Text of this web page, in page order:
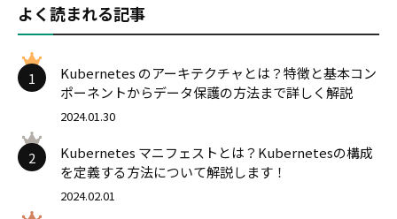
よく読まれる記事
1
Kubernetes のアーキテクチャとは？特徴と基本コン
ポーネントからデータ保護の方法まで詳しく解説
2024.01.30
2
Kubernetes マニフェストとは？Kubernetesの構成
を定義する方法について解説します！
2024.02.01